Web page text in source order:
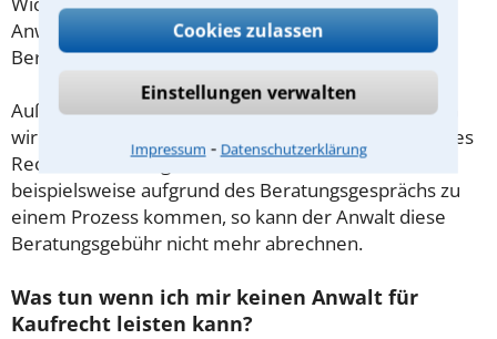
Cookies zulassen
Einstellungen verwalten
Impressum ⁃ Datenschutzerklärung
Anwalt aus Meiningen schon zu Beginn der ersten
Beratung.
Außerdem gut zu wissen: Gemäß § 34 Absatz 2 RVG
wird die Beratungsgebühr auf weitere Tätigkeiten des
Rechtsanwalts angerechnet. Sollte es also
beispielsweise aufgrund des Beratungsgesprächs zu
einem Prozess kommen, so kann der Anwalt diese
Beratungsgebühr nicht mehr abrechnen.
Was tun wenn ich mir keinen Anwalt für
Kaufrecht leisten kann?